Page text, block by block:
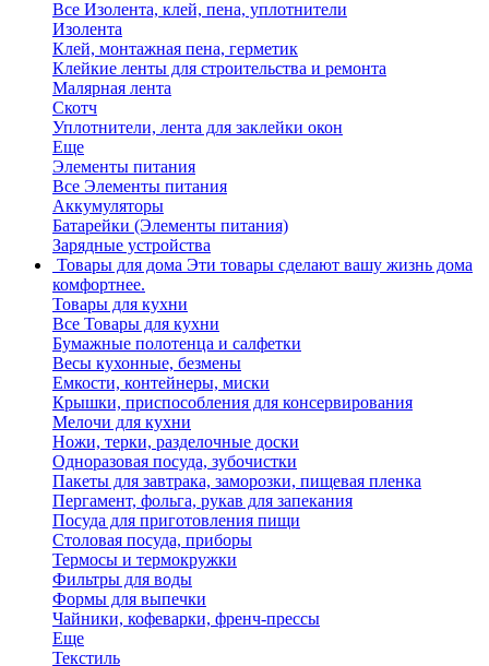
Все Изолента, клей, пена, уплотнители
Изолента
Клей, монтажная пена, герметик
Клейкие ленты для строительства и ремонта
Малярная лента
Скотч
Уплотнители, лента для заклейки окон
Еще
Элементы питания
Все Элементы питания
Аккумуляторы
Батарейки (Элементы питания)
Зарядные устройства
Товары для дома Эти товары сделают вашу жизнь дома
комфортнее.
Товары для кухни
Все Товары для кухни
Бумажные полотенца и салфетки
Весы кухонные, безмены
Емкости, контейнеры, миски
Крышки, приспособления для консервирования
Мелочи для кухни
Ножи, терки, разделочные доски
Одноразовая посуда, зубочистки
Пакеты для завтрака, заморозки, пищевая пленка
Пергамент, фольга, рукав для запекания
Посуда для приготовления пищи
Столовая посуда, приборы
Термосы и термокружки
Фильтры для воды
Формы для выпечки
Чайники, кофеварки, френч-прессы
Еще
Текстиль